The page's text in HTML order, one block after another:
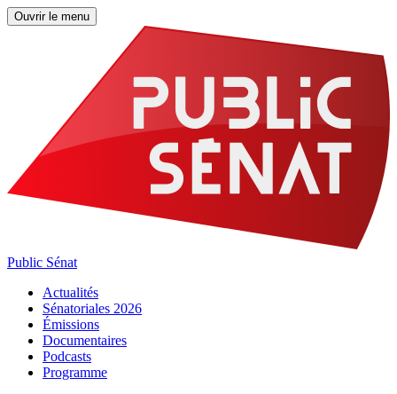
Ouvrir le menu
Public Sénat
Actualités
Sénatoriales 2026
Émissions
Documentaires
Podcasts
Programme